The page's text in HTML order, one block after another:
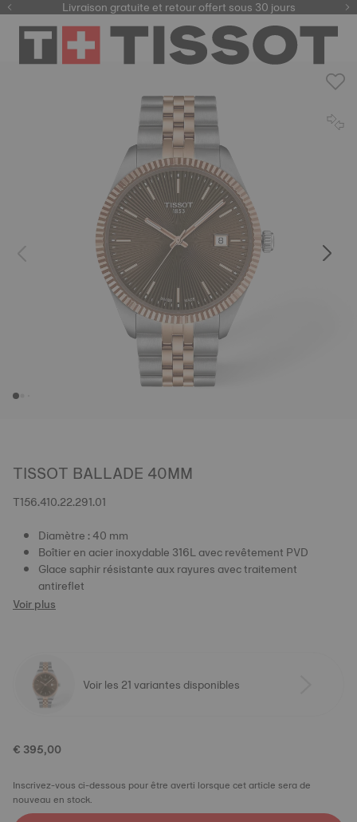
Livraison gratuite et retour offert sous 30 jours
TISSOT BALLADE 40MM
T156.410.22.291.01
Diamètre : 40 mm
Boîtier en acier inoxydable 316L avec revêtement PVD
Glace saphir résistante aux rayures avec traitement
antireflet
Voir plus
Voir les 21 variantes disponibles
€ 395,00
Inscrivez-vous ci-dessous pour être averti lorsque cet article sera de
nouveau en stock.